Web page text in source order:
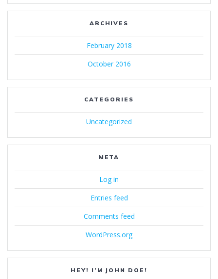
ARCHIVES
February 2018
October 2016
CATEGORIES
Uncategorized
META
Log in
Entries feed
Comments feed
WordPress.org
HEY! I’M JOHN DOE!